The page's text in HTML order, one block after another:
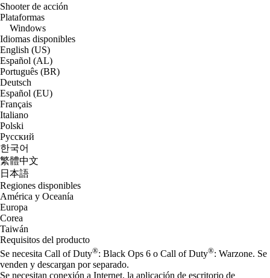
Shooter de acción
Plataformas
Windows
Idiomas disponibles
English (US)
Español (AL)
Português (BR)
Deutsch
Español (EU)
Français
Italiano
Polski
Русский
한국어
繁體中文
日本語
Regiones disponibles
América y Oceanía
Europa
Corea
Taiwán
Requisitos del producto
Se necesita Call of Duty®: Black Ops 6 o Call of Duty®: Warzone. Se
venden y descargan por separado.
Se necesitan conexión a Internet, la aplicación de escritorio de